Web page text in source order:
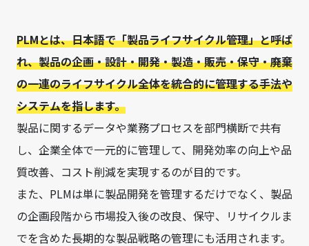
PLMとは、日本語で「製品ライフサイクル管理」と呼ば
れ、製品の企画・設計・開発・製造・販売・保守・廃棄
の一連のライフサイクル全体を統合的に管理する手法や
システムを指します。
製品に関するデータや業務プロセスを部門横断で共有
し、企業全体で一元的に管理して、開発効率の向上や品
質改善、コスト削減を実現するのが目的です。
また、PLMは単に製品開発を管理するだけでなく、製品
の企画段階から市場投入後の改良、保守、リサイクルま
でを含めた長期的な製品戦略の管理にも活用されます。